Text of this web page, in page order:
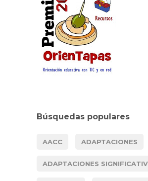
Búsquedas populares
AACC ADAPTACIONES
ADAPTACIONES